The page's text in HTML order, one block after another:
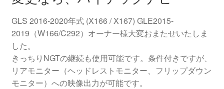
GLS 2016-2020年式 (X166 / X167) GLE2015-
2019（W166/C292）オーナー様大変おまたせいたしま
した。
きっちりNGTの継続も使用可能です。条件付きですが、
リアモニター（ヘッドレストモニター、フリップダウン
モニター）への映像出力が可能です。